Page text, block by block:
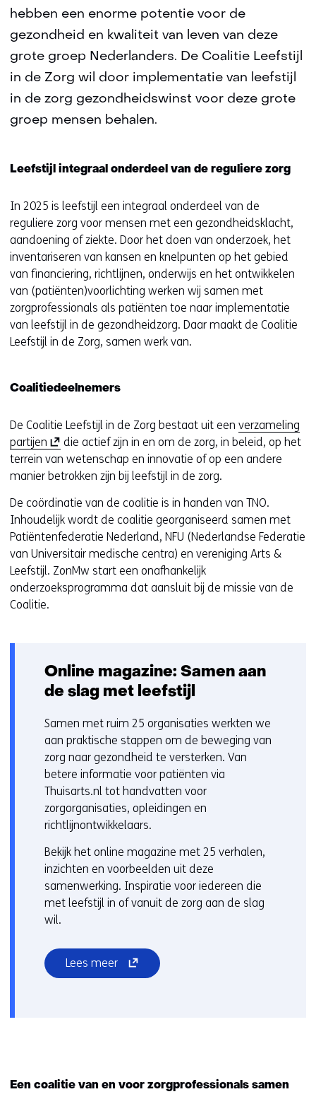
hebben een enorme potentie voor de
gezondheid en kwaliteit van leven van deze
grote groep Nederlanders. De Coalitie Leefstijl
in de Zorg wil door implementatie van leefstijl
in de zorg gezondheidswinst voor deze grote
groep mensen behalen.
Leefstijl integraal onderdeel van de reguliere zorg
In 2025 is leefstijl een integraal onderdeel van de
reguliere zorg voor mensen met een gezondheidsklacht,
aandoening of ziekte. Door het doen van onderzoek, het
inventariseren van kansen en knelpunten op het gebied
van financiering, richtlijnen, onderwijs en het ontwikkelen
van (patiënten)voorlichting werken wij samen met
zorgprofessionals als patiënten toe naar implementatie
van leefstijl in de gezondheidzorg. Daar maakt de Coalitie
Leefstijl in de Zorg, samen werk van.
Coalitiedeelnemers
De Coalitie Leefstijl in de Zorg bestaat uit een verzameling
partijen (
o
p
n
t
i
n
n
i
e
e
n
t
e
r
)
(
v
e
r
w
i
j
s
n
n
die actief zijn in en om de zorg, in beleid, op het
terrein van wetenschap en innovatie of op een andere
manier betrokken zijn bij leefstijl in de zorg.
De coördinatie van de coalitie is in handen van TNO.
Inhoudelijk wordt de coalitie georganiseerd samen met
Patiëntenfederatie Nederland, NFU (Nederlandse Federatie
van Universitair medische centra) en vereniging Arts &
Leefstijl. ZonMw start een onafhankelijk
onderzoeksprogramma dat aansluit bij de missie van de
Coalitie.
Online magazine: Samen aan
de slag met leefstijl
Samen met ruim 25 organisaties werkten we
aan praktische stappen om de beweging van
zorg naar gezondheid te versterken. Van
betere informatie voor patiënten via
Thuisarts.nl tot handvatten voor
zorgorganisaties, opleidingen en
richtlijnontwikkelaars.
Bekijk het online magazine met 25 verhalen,
inzichten en voorbeelden uit deze
samenwerking. Inspiratie voor iedereen die
met leefstijl in of vanuit de zorg aan de slag
wil.
Lees meer(opent
in
andere
Een coalitie van en voor zorgprofessionals samen